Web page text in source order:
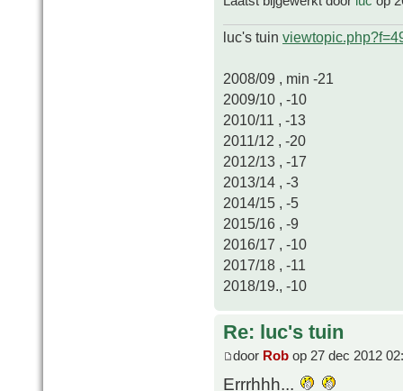
luc's tuin
2008/09 , min -21
2009/10 , -10
2010/11 , -13
2011/12 , -20
2012/13 , -17
2013/14 , -3
2014/15 , -5
2015/16 , -9
2016/17 , -10
2017/18 , -11
2018/19., -10
Re: luc's tuin
door Rob op 27 dec 2012
Errrhhh...